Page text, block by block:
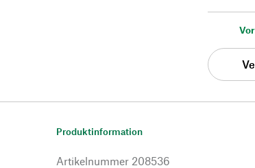
Produktinformation
Artikelnummer 208536